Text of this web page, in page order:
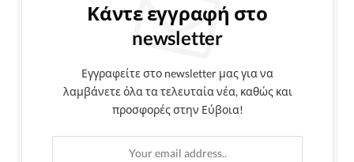
Κάντε εγγραφή στο
newsletter
Εγγραφείτε στο newsletter μας για να
λαμβάνετε όλα τα τελευταία νέα, καθώς και
προσφορές στην Εύβοια!